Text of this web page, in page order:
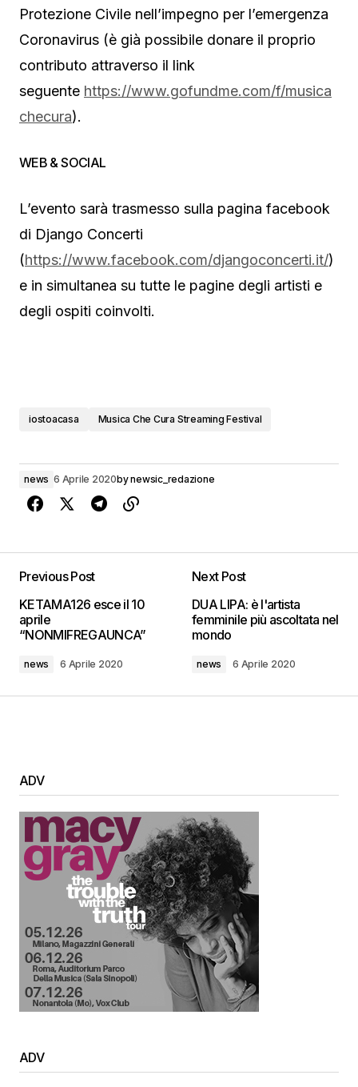
Protezione Civile nell’impegno per l’emergenza
Coronavirus (è già possibile donare il proprio
contributo attraverso il link
seguente https://www.gofundme.com/f/musica
checura).
WEB & SOCIAL
L’evento sarà trasmesso sulla pagina facebook
di Django Concerti
(https://www.facebook.com/djangoconcerti.it/)
e in simultanea su tutte le pagine degli artisti e
degli ospiti coinvolti.
iostoacasa Musica Che Cura Streaming Festival
news 6 Aprile 2020bynewsic_redazione
Previous Post
KETAMA126 esce il 10
aprile
“NONMIFREGAUNCA”
news 6 Aprile 2020
Next Post
DUA LIPA: è l'artista
femminile più ascoltata nel
mondo
news 6 Aprile 2020
ADV
ADV